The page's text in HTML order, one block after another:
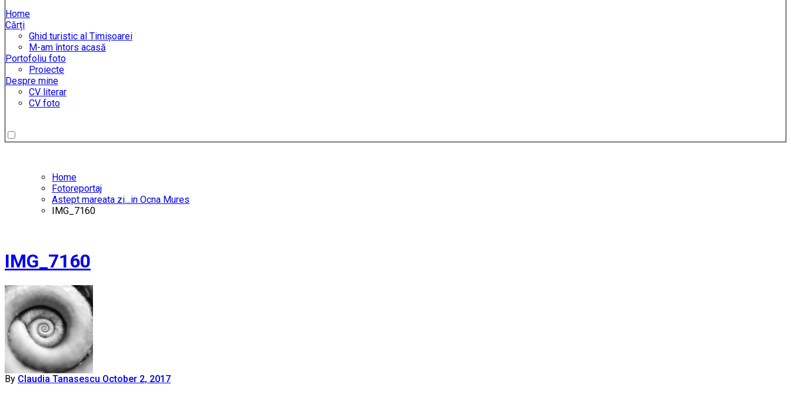
Home
Cărți
Ghid turistic al Timișoarei
M-am întors acasă
Portofoliu foto
Proiecte
Despre mine
CV literar
CV foto
Home
Fotoreportaj
Astept mareata zi…in Ocna Mures
IMG_7160
IMG_7160
By Claudia Tanasescu October 2, 2017